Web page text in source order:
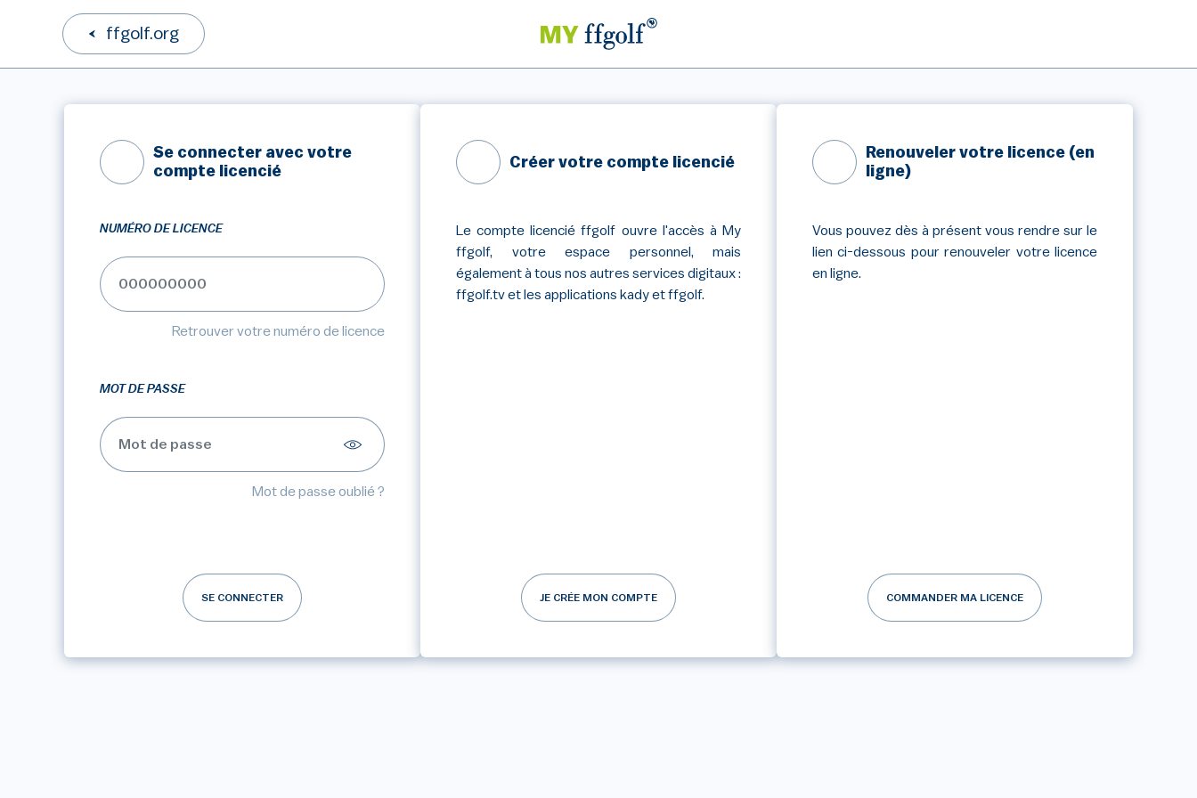
ffgolf.org
Se connecter avec votre
compte licencié
NUMÉRO DE LICENCE
Retrouver votre numéro de licence
MOT DE PASSE
Mot de passe oublié ?
SE CONNECTER
Créer votre compte licencié
Le compte licencié ffgolf ouvre l'accès à My
ffgolf, votre espace personnel, mais
également à tous nos autres services digitaux :
ffgolf.tv et les applications kady et ffgolf.
JE CRÉE MON COMPTE
Renouveler votre licence (en
ligne)
Vous pouvez dès à présent vous rendre sur le
lien ci-dessous pour renouveler votre licence
en ligne.
COMMANDER MA LICENCE